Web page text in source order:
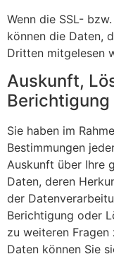
Wenn die SSL-
können die Daten,
Dritten mitgelesen
Auskunft,
Berichtigung
Sie haben im
Bestimmungen
Auskunft über Ihre
Daten, deren
der
Berichtigung oder
zu weiteren Fragen
Daten können Sie